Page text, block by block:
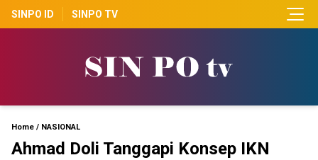
SINPO ID SINPO TV
Home / NASIONAL
Ahmad Doli Tanggapi Konsep IKN